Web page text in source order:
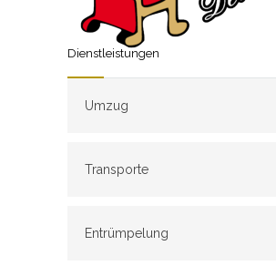
Dienstleistungen
Umzug
Transporte
Entrümpelung